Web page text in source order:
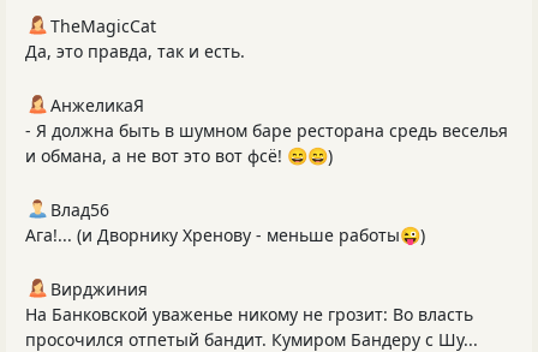
TheMagicCat
Да, это правда, так и есть.
АнжеликаЯ
- Я должна быть в шумном баре ресторана средь веселья
и обмана, а не вот это вот фсё! 😄😄)
Влад56
Ага!... (и Дворнику Хренову - меньше работы😜)
Вирджиния
На Банковской уваженье никому не грозит: Во власть
просочился отпетый бандит. Кумиром Бандеру с Шу...